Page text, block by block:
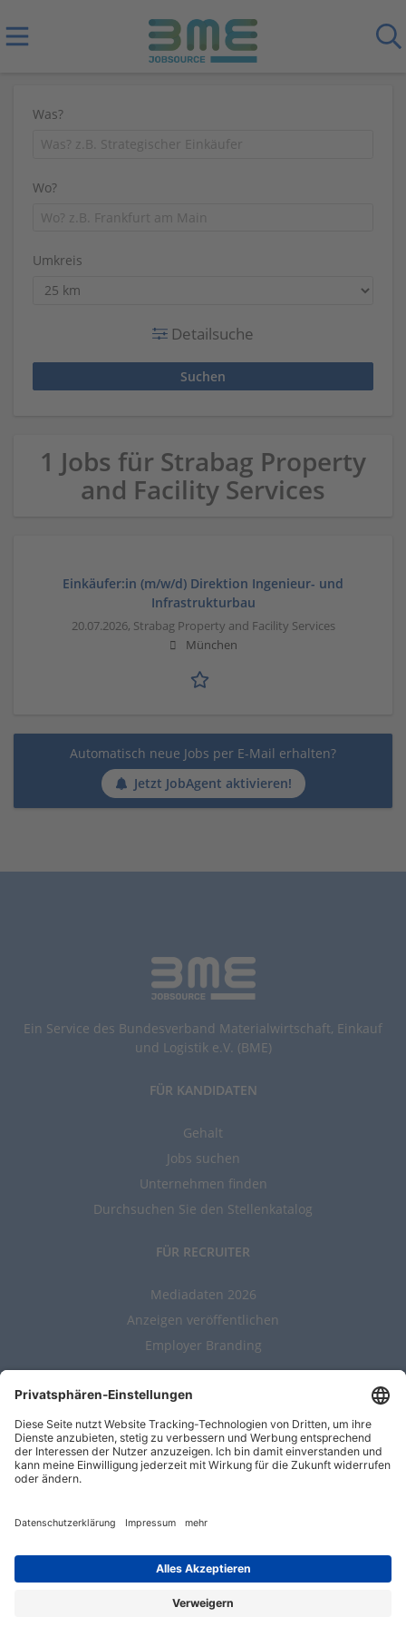
Was?
Wo?
Umkreis
Detailsuche
1 Jobs für Strabag Property
and Facility Services
Einkäufer:in (m/w/d) Direktion Ingenieur- und
Infrastrukturbau
20.07.2026, Strabag Property and Facility Services
München
Automatisch neue Jobs per E-Mail erhalten?
Jetzt JobAgent aktivieren!
Ein Service des Bundesverband Materialwirtschaft, Einkauf
und Logistik e.V. (BME)
FÜR KANDIDATEN
Gehalt
Jobs suchen
Unternehmen finden
Durchsuchen Sie den Stellenkatalog
FÜR RECRUITER
Mediadaten 2026
Anzeigen veröffentlichen
Employer Branding
ALLGEMEIN
Kontakt
AGBs